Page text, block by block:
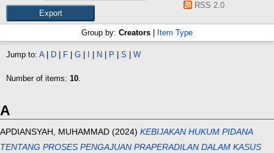
RSS 2.0
Group by: Creators Item Type
Jump to: A| D F G N P S W
Number of items: 10.
A
APDIANSYAH, MUHAMMAD (2024) KEBIJAKAN HUKUM PIDANA
TENTANG PROSES PENGAJUAN PRAPERADILAN DALAM KASUS